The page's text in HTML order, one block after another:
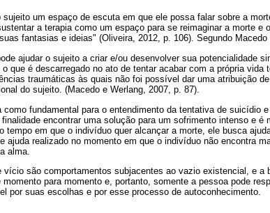
um espaço de escuta em que ele possa falar sobre a
a terapia como um espaço para se reimaginar a morte e
fantasias e ideias" (Oliveira, 2012, p. 106). Segundo Macedo
ajudar o sujeito a criar e/ou desenvolver sua potencialidade
que é descarregado no ato de tentar acabar com a própria vida
traumáticas às quais não foi possível dar uma atribuição
do sujeito. (Macedo e Werlang, 2007, p. 87).
fundamental para o entendimento da tentativa de suicídio
encontrar uma solução para um sofrimento intenso e é
tempo em que o indivíduo quer alcançar a morte, ele busca
ajuda realizado no momento em que o indivíduo não encontra
alma.
vício são comportamentos subjacentes ao vazio existencial, e a
para momento e, portanto, somente a pessoa pode
por suas escolhas e por esse processo de autoconhecimento.